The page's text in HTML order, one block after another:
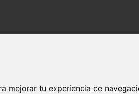
mejorar tu experiencia de